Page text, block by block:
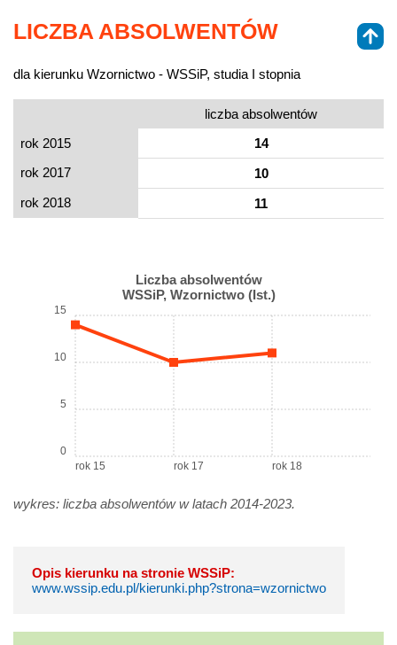
LICZBA ABSOLWENTÓW
dla kierunku Wzornictwo - WSSiP, studia I stopnia
liczba absolwentów
rok 2015
14
rok 2017
10
rok 2018
11
Liczba absolwentów
WSSiP, Wzornictwo (Ist.)
rok 15 rok 17 rok 18
0
5
10
15
wykres: liczba absolwentów w latach 2014-2023.
Opis kierunku na stronie WSSiP:
www.wssip.edu.pl/kierunki.php?strona=wzornictwo